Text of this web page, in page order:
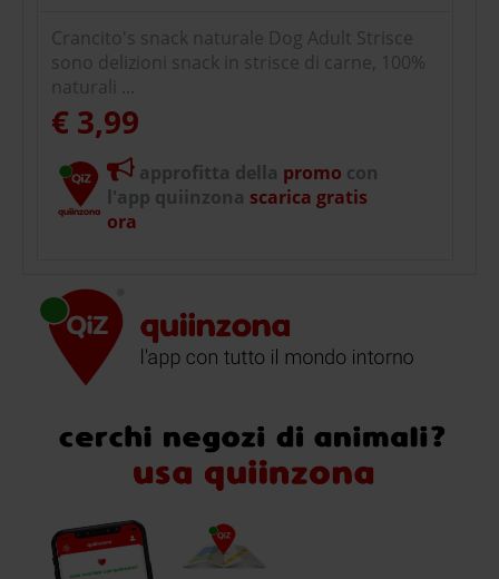
Crancito's snack naturale Dog Adult Strisce
sono delizioni snack in strisce di carne, 100%
naturali ...
€ 3,99
approfitta della promo con
l'app quiinzona scarica gratis
ora